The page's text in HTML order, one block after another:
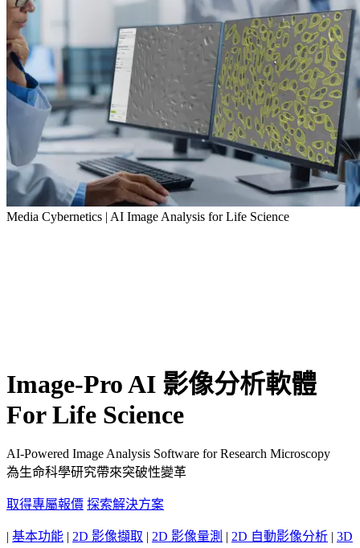
Media Cybernetics | AI Image Analysis for Life Science
Image-Pro AI 影像分析軟體
For Life Science
AI-Powered Image Analysis Software for Research Microscopy
為生命科學研究帶來突破性變革
取得專屬報價 探索解決方案
| 基本功能 | 2D 影像擷取 | 2D 影像量測 | 2D 自動影像分析 | 3D